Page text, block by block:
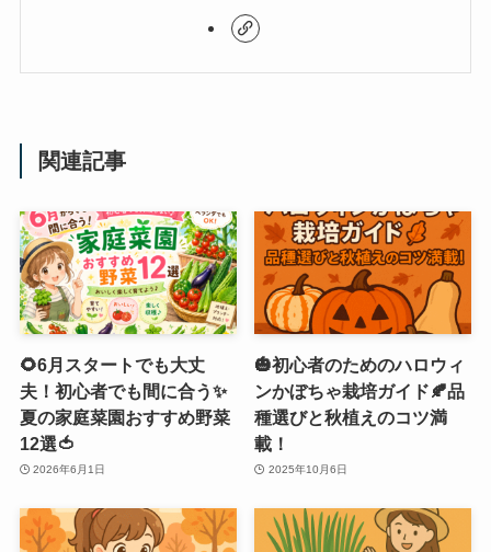
関連記事
🌻6月スタートでも大丈
夫！初心者でも間に合う✨
夏の家庭菜園おすすめ野菜
12選🍅
2026年6月1日
🎃初心者のためのハロウィ
ンかぼちゃ栽培ガイド🍂品
種選びと秋植えのコツ満
載！
2025年10月6日